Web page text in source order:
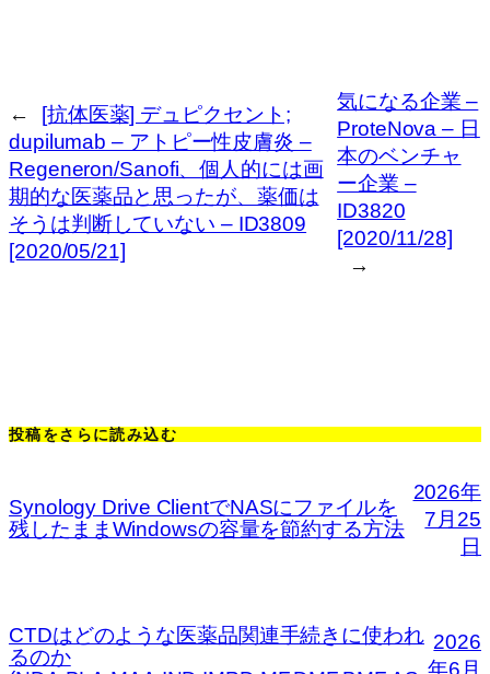
←
[抗体医薬] デュピクセント;
dupilumab – アトピー性皮膚炎 –
Regeneron/Sanofi、個人的には画
期的な医薬品と思ったが、薬価は
そうは判断していない – ID3809
[2020/05/21]
気になる企業 –
ProteNova – 日
本のベンチャ
ー企業 –
ID3820
[2020/11/28]
→
投稿をさらに読み込む
Synology Drive ClientでNASにファイルを
残したままWindowsの容量を節約する方法
2026年
7月25
日
CTDはどのような医薬品関連手続きに使われ
るのか
2026
年6月